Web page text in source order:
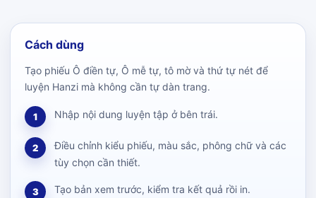
Cách dùng
Tạo phiếu Ô điền tự, Ô mễ tự, tô mờ và thứ tự nét để
luyện Hanzi mà không cần tự dàn trang.
1 Nhập nội dung luyện tập ở bên trái.
2
Điều chỉnh kiểu phiếu, màu sắc, phông chữ và các
tùy chọn cần thiết.
3 Tạo bản xem trước, kiểm tra kết quả rồi in.